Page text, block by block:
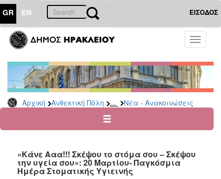
GR EN ΕΙΣΟΔΟΣ
Toggle
Αρχική Ανθεκτική Πόλη ... Νέα - Ανακοινώσεις
ΑΝΘΕΚΤΙΚΗ
ΠΟΛΗ
Κοινωνική
Πολιτική
Νέα
Ανακοινώσεις
για
Οικονομική
Αδυναμία
«Κάνε Ααα!!! Σκέψου το στόμα σου – Σκέψου
την υγεία σου»: 20 Μαρτίου- Παγκόσμια
Ημέρα Στοματικής Υγιεινής